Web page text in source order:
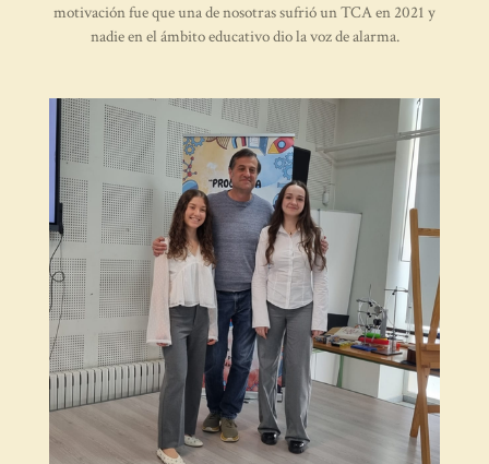
motivación fue que una de nosotras sufrió un TCA en 2021 y
nadie en el ámbito educativo dio la voz de alarma.